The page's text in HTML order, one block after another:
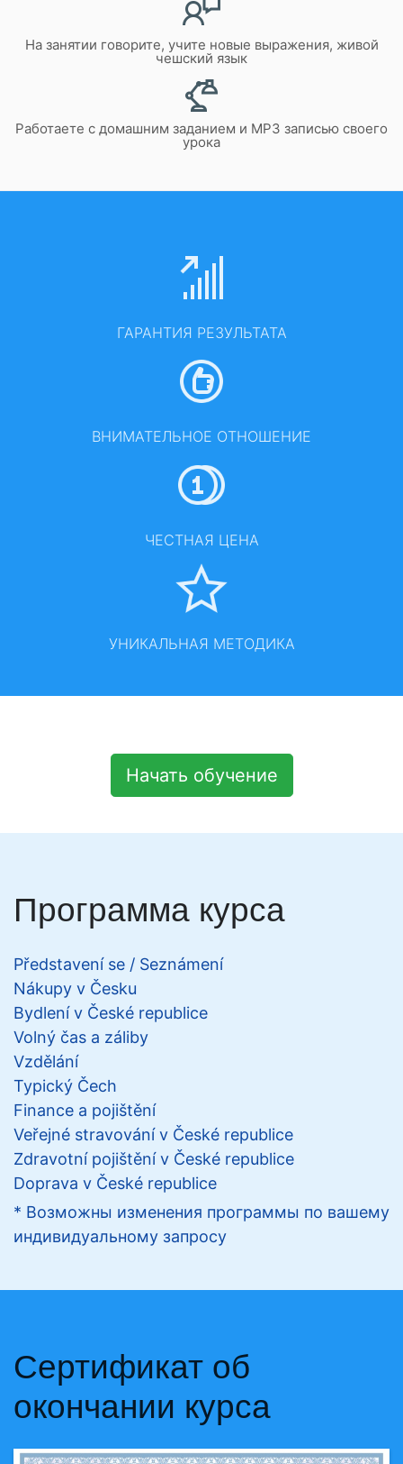
На занятии говорите, учите новые выражения, живой
чешский язык
Работаете с домашним заданием и MP3 записью своего
урока
ГАРАНТИЯ РЕЗУЛЬТАТА
ВНИМАТЕЛЬНОЕ ОТНОШЕНИЕ
ЧЕСТНАЯ ЦЕНА
УНИКАЛЬНАЯ МЕТОДИКА
Начать обучение
Программа курса
Představení se / Seznámení
Nákupy v Česku
Bydlení v České republice
Volný čas a záliby
Vzdělání
Typický Čech
Finance a pojištění
Veřejné stravování v České republice
Zdravotní pojištění v České republice
Doprava v České republice
* Возможны изменения программы по вашему
индивидуальному запросу
Сертификат об
окончании курса